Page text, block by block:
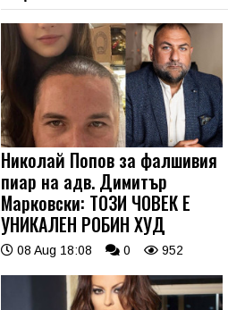
Николай Попов за фалшивия
пиар на адв. Димитър
Марковски: ТОЗИ ЧОВЕК Е
УНИКАЛЕН РОБИН ХУД
08 Aug 18:08 0 952